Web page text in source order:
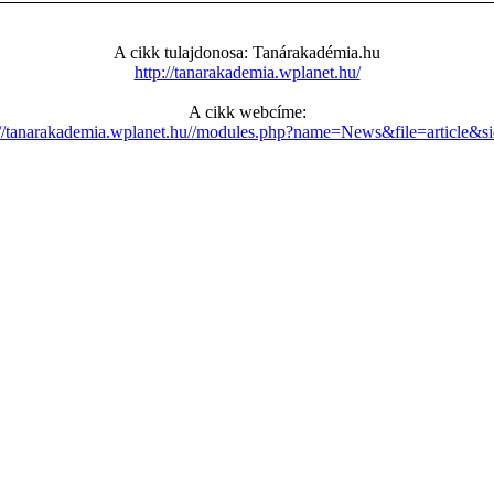
A cikk tulajdonosa: Tanárakadémia.hu
http://tanarakademia.wplanet.hu/
A cikk webcíme:
tanarakademia.wplanet.hu//